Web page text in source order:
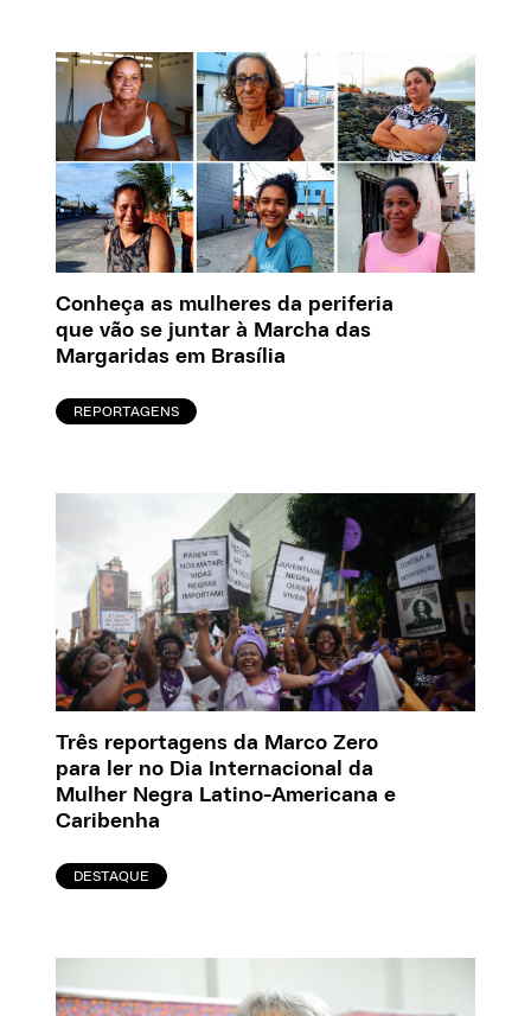
Conheça as mulheres da periferia
que vão se juntar à Marcha das
Margaridas em Brasília
REPORTAGENS
Três reportagens da Marco Zero
para ler no Dia Internacional da
Mulher Negra Latino-Americana e
Caribenha
DESTAQUE